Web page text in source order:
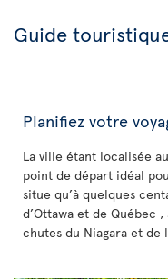
Guide
Planifiez votre
La ville étant localisée
point de départ idéal
situe qu’à quelques
d’Ottawa et de Québec
chutes du Niagara et de